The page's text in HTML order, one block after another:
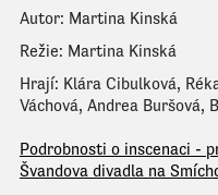
Autor: Martina Kinská
Režie: Martina Kinská
Hrají: Klára Cibulková,
Váchová, Andrea Buršová,
Podrobnosti o inscenaci -
Švandova divadla na